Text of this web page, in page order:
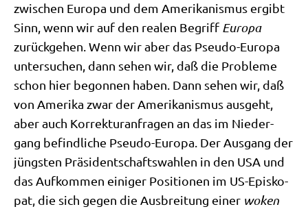
zwi­schen Euro­pa und dem Ame­ri­ka­nis­mus ergibt
Sinn, wenn wir auf den rea­len Begriff Euro­pa
zurück­ge­hen. Wenn wir aber das Pseu­do-Euro­pa
unter­su­chen, dann sehen wir, daß die Pro­ble­me
schon hier begon­nen haben. Dann sehen wir, daß
von Ame­ri­ka zwar der Ame­ri­ka­nis­mus aus­geht,
aber auch Kor­rek­tur­an­fra­gen an das im Nie­der­
gang befind­li­che Pseu­do-Euro­pa. Der Aus­gang der
jüng­sten Prä­si­dent­schafts­wah­len in den USA und
das Auf­kom­men eini­ger Posi­tio­nen im US-Epi­sko­
pat, die sich gegen die Aus­brei­tung einer woken